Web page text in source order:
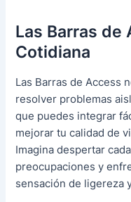
Las Barras de
Cotidiana
Las Barras de Access
resolver problemas
que puedes integrar
mejorar tu calidad de
Imagina despertar
preocupaciones y
sensación de ligereza